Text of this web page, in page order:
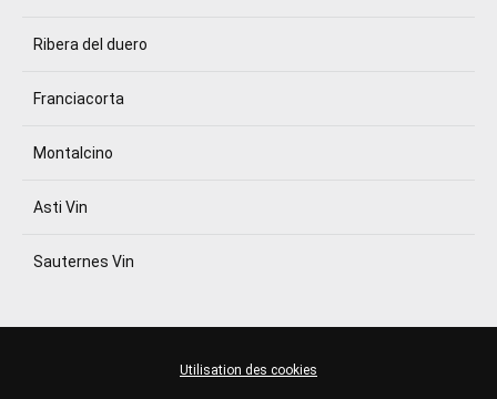
Ribera del duero
Franciacorta
Montalcino
Asti Vin
Sauternes Vin
Utilisation des cookies